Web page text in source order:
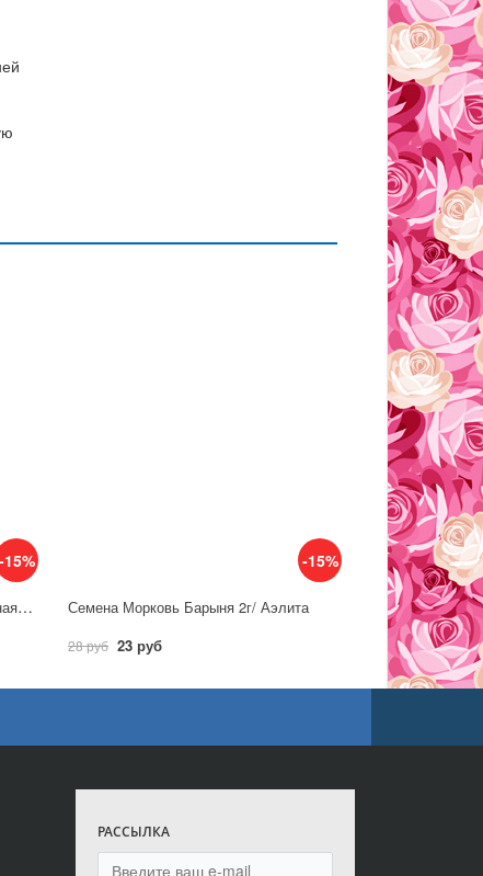
-15%
Семена Морковь Лонге роте (длинная тупая без сердц.)/ Аэлита
-15%
Семена Морковь Барыня 2г/ Аэлита
28 руб 23 руб
РАССЫЛКА